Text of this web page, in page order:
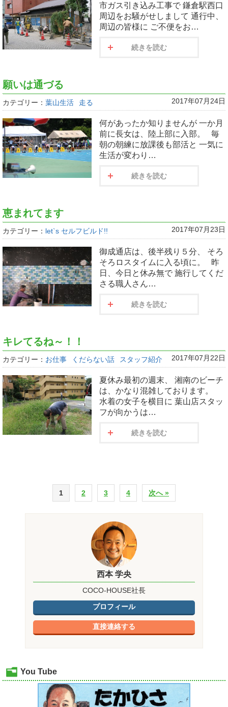
市ガス引き込み工事で 鎌倉駅西口
周辺をお騒がせしまして 通行中、
周辺の皆様に ご不便をお…
続きを読む
願いは通づる
カテゴリー： 葉山生活 走る 2017年07月24日
何があったか知りませんが 一か月
前に長女は、陸上部に入部。 毎
朝の朝練に放課後も部活と 一気に
生活が変わり…
続きを読む
恵まれてます
カテゴリー： let`s セルフビルド!! 2017年07月23日
御成通店は、後半残り５分、 そろ
そろロスタイムに入る頃に。 昨
日、今日と休み無で 施行してくだ
さる職人さん…
続きを読む
キレてるね～！！
カテゴリー： お仕事 くだらない話 スタッフ紹介 2017年07月22日
夏休み最初の週末、 湘南のビーチ
は、かなり混雑しております。
水着の女子を横目に 葉山店スタッ
フが向かうは…
続きを読む
1 2 3 4 次へ »
西本 学央
COCO-HOUSE社長
プロフィール
直接連絡する
You Tube